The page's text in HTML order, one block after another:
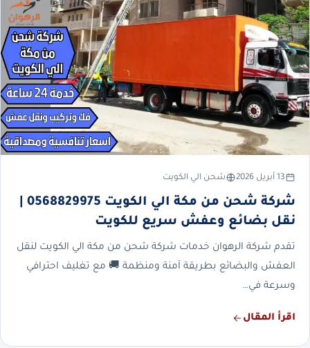
13 أبريل 2026 شحن الي الكويت
نقل بضائع وعفش سريع للكويت
تقدم شركة الرهوان خدمات شركة شحن من مكة الي الكويت لنقل
العفش والبضائع بطريقة آمنة ومنظمة 🚚 مع تغليف احترافي
وسرعة في…
اقرأ المقال